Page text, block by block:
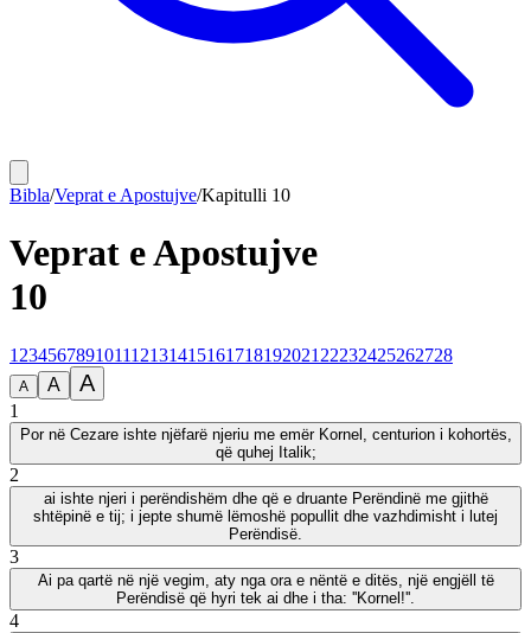
Bibla/Veprat e Apostujve/Kapitulli 10
Veprat e Apostujve
10
1 23456789101112131415161718192021 22232425262728
A A A
1
Por në Cezare ishte njëfarë njeriu me emër Kornel, centurion i kohortës,
që quhej Italik;
2
ai ishte njeri i perëndishëm dhe që e druante Perëndinë me gjithë
shtëpinë e tij; i jepte shumë lëmoshë popullit dhe vazhdimisht i lutej
Perëndisë.
3
Ai pa qartë në një vegim, aty nga ora e nëntë e ditës, një engjëll të
Perëndisë që hyri tek ai dhe i tha: ''Kornel!''.
4